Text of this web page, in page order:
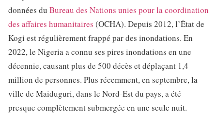
données du Bureau des Nations unies pour la coordination
des affaires humanitaires (OCHA). Depuis 2012, l’État de
Kogi est régulièrement frappé par des inondations. En
2022, le Nigeria a connu ses pires inondations en une
décennie, causant plus de 500 décès et déplaçant 1,4
million de personnes. Plus récemment, en septembre, la
ville de Maiduguri, dans le Nord-Est du pays, a été
presque complètement submergée en une seule nuit.